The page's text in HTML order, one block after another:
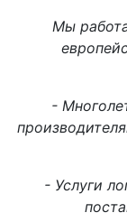
Мы
-
- Услуги